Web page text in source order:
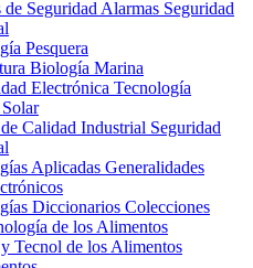
Seguridad Alarmas Seguridad
Pesquera
Biología Marina
Electrónica Tecnología
Calidad Industrial Seguridad
Aplicadas Generalidades
Diccionarios Colecciones
de los Alimentos
Tecnol de los Alimentos